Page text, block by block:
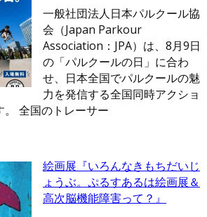
一般社団法人日本パルクール協
会（Japan Parkour
Association：JPA）は、8月9日
の「パルクールの日」に合わ
せ、日本全国でパルクールの魅
力を発信する全国同時アクショ
。 全国のトレーサー
絵画展『いろんなきもちだいじ
ょうぶ。ぷるすあるは絵画展＆
高次脳機能障害って？』